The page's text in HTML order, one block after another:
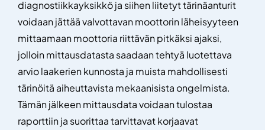
diagnostiikkayksikkö ja siihen liitetyt tärinäanturit
voidaan jättää valvottavan moottorin läheisyyteen
mittaamaan moottoria riittävän pitkäksi ajaksi,
jolloin mittausdatasta saadaan tehtyä luotettava
arvio laakerien kunnosta ja muista mahdollisesti
tärinöitä aiheuttavista mekaanisista ongelmista.
Tämän jälkeen mittausdata voidaan tulostaa
raporttiin ja suorittaa tarvittavat korjaavat